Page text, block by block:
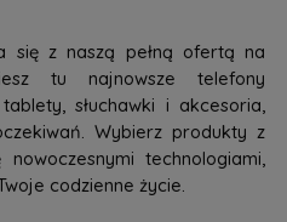
się z naszą pełną ofertą na
tu najnowsze telefony
słuchawki i akcesoria,
Wybierz produkty z
technologiami,
codzienne życie.